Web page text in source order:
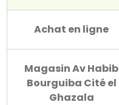
Achat en ligne
Magasin Av Habib
Bourguiba Cité el
Ghazala